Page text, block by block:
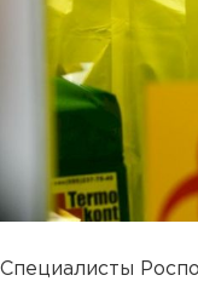
Специалисты